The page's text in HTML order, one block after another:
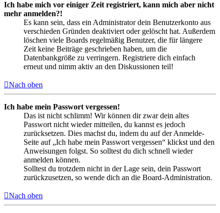
Ich habe mich vor einiger Zeit registriert, kann mich aber nicht
mehr anmelden?!
Es kann sein, dass ein Administrator dein Benutzerkonto aus
verschieden Gründen deaktiviert oder gelöscht hat. Außerdem
löschen viele Boards regelmäßig Benutzer, die für längere
Zeit keine Beiträge geschrieben haben, um die
Datenbankgröße zu verringern. Registriere dich einfach
erneut und nimm aktiv an den Diskussionen teil!
Nach oben
Ich habe mein Passwort vergessen!
Das ist nicht schlimm! Wir können dir zwar dein altes
Passwort nicht wieder mitteilen, du kannst es jedoch
zurücksetzen. Dies machst du, indem du auf der Anmelde-
Seite auf „Ich habe mein Passwort vergessen“ klickst und den
Anweisungen folgst. So solltest du dich schnell wieder
anmelden können.
Solltest du trotzdem nicht in der Lage sein, dein Passwort
zurückzusetzen, so wende dich an die Board-Administration.
Nach oben